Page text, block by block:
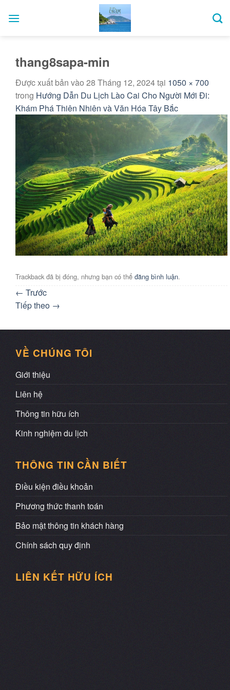
qua
thang8sapa-min
Được xuất bản vào 28 Tháng 12, 2024tại 1050 × 700
trong Hướng Dẫn Du Lịch Lào Cai Cho Người Mới Đi:
Khám Phá Thiên Nhiên và Văn Hóa Tây Bắc
Trackback đã bị đóng, nhưng bạn có thể đăng bình luận.
← Trước
Tiếp theo →
VỀ CHÚNG TÔI
Giới thiệu
Liên hệ
Thông tin hữu ích
Kinh nghiệm du lịch
THÔNG TIN CẦN BIẾT
Điều kiện điều khoản
Phương thức thanh toán
Bảo mật thông tin khách hàng
Chính sách quy định
LIÊN KẾT HỮU ÍCH